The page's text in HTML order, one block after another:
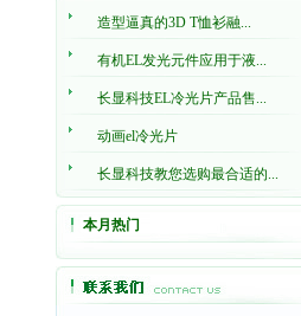
造型逼真的3D T恤衫融...
有机EL发光元件应用于液...
长显科技EL冷光片产品售...
动画el冷光片
长显科技教您选购最合适的...
本月热门